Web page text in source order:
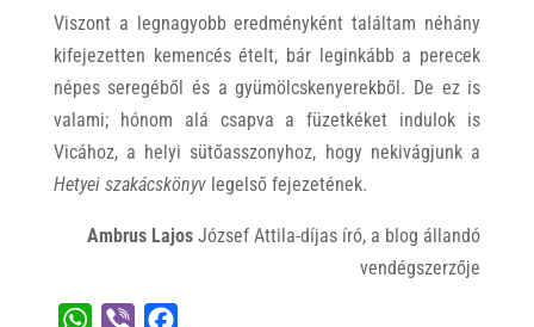
Viszont a legnagyobb eredményként találtam néhány
kifejezetten kemencés ételt, bár leginkább a perecek
népes seregéből és a gyümölcskenyerekből. De ez is
valami; hónom alá csapva a füzetkéket indulok is
Vicához, a helyi sütőasszonyhoz, hogy nekivágjunk a
Hetyei szakácskönyvlegelső fejezetének.
Ambrus Lajos József Attila-díjas író, a blog állandó
vendégszerzője